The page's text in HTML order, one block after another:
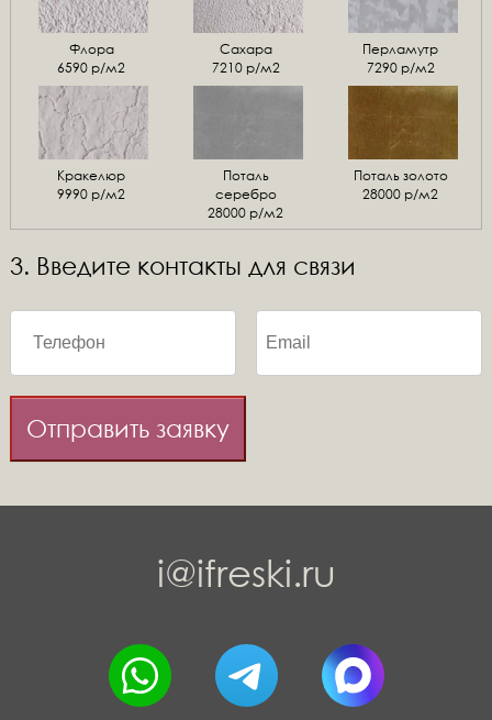
Флора
6590 р/м2
Сахара
7210 р/м2
Перламутр
7290 р/м2
Кракелюр
9990 р/м2
Поталь
серебро
28000 р/м2
Поталь золото
28000 р/м2
3. Введите контакты для связи
Отправить заявку
i@ifreski.ru